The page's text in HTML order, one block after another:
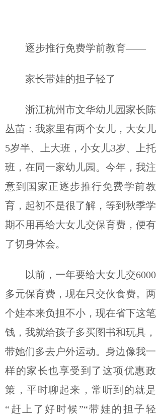
逐步推行免费学前教育——
家长带娃的担子轻了
浙江杭州市文华幼儿园家长陈
丛苗：我家里有两个女儿，大女儿
5岁半、上大班，小女儿3岁、上托
班，在同一家幼儿园。今年，我注
意到国家正逐步推行免费学前教
育，起初不是很了解，等到秋季学
期不用再给大女儿交保育费，便有
了切身体会。
以前，一年要给大女儿交6000
多元保育费，现在只交伙食费。两
个娃本来负担不小，现在省下这笔
钱，我就给孩子多买图书和玩具，
带她们多去户外运动。身边像我一
样的家长也享受到了这项优惠政
策，平时聊起来，常听到的就是
“赶上了好时候”“带娃的担子轻